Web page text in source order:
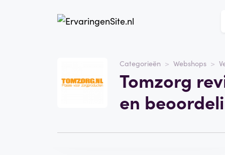
Categorieën Webshops
Tomzorg
en
Tomzorg
Categorie
Webshops